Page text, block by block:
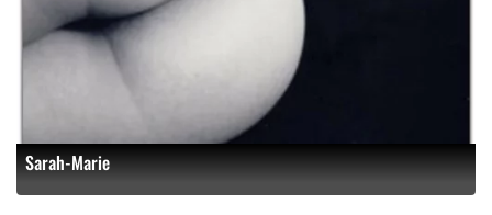
Sarah-Marie